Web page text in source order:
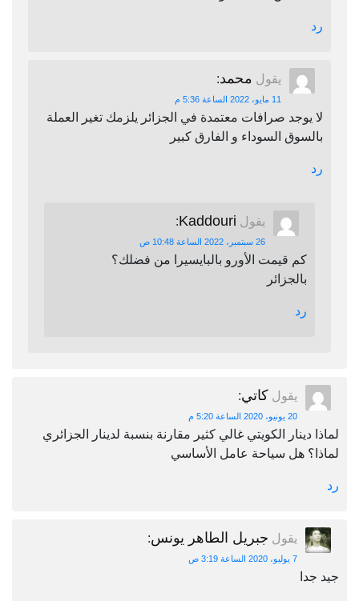
رد
يقول محمد:
11 مايو، 2022 الساعة 5:36 م
لا يوجد صرافات معتمدة في الجزائر يلزمك تغير العملة
بالسوق السوداء و الفارق كبير
رد
يقول Kaddouri
:
26 سبتمبر، 2022 الساعة 10:48 ص
كم قيمت الأورو بالبايسيرا من فضلك؟
بالجزائر
رد
يقول كاتي:
20 يونيو، 2020 الساعة 5:20 م
لماذا دينار الكويتي غالي كثير مقارنة بنسبة لدينار الجزائري
لماذا؟ هل سياحة عامل الأساسي
رد
يقول جبريل الطاهر يونس:
7 يوليو، 2020 الساعة 3:19 ص
جيد جدا